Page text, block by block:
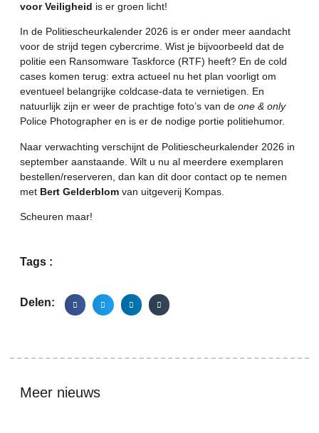
voor Veiligheid is er groen licht!
In de Politiescheurkalender 2026 is er onder meer aandacht
voor de strijd tegen cybercrime. Wist je bijvoorbeeld dat de
politie een Ransomware Taskforce (RTF) heeft? En de cold
cases komen terug: extra actueel nu het plan voorligt om
eventueel belangrijke coldcase-data te vernietigen. En
natuurlijk zijn er weer de prachtige foto’s van de one & only
Police Photographer en is er de nodige portie politiehumor.
Naar verwachting verschijnt de Politiescheurkalender 2026 in
september aanstaande. Wilt u nu al meerdere exemplaren
bestellen/reserveren, dan kan dit door contact op te nemen
met Bert Gelderblom van uitgeverij Kompas.
Scheuren maar!
Tags :
Delen:
Meer nieuws